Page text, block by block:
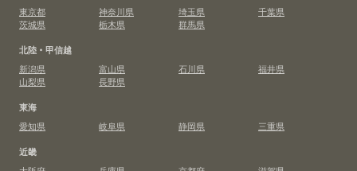
東京都
神奈川県 埼玉県
千葉県
茨城県
栃木県
群馬県
北陸・甲信越
新潟県
富山県 石川県
福井県
山梨県
長野県
東海
愛知県
岐阜県 静岡県
三重県
近畿